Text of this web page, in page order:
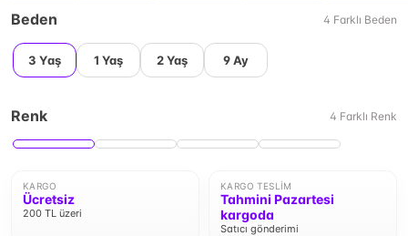
Beden 4 Farklı Beden
3 Yaş 1 Yaş 2 Yaş 9 Ay
Renk 4 Farklı Renk
KARGO
Ücretsiz
200 TL üzeri
KARGO TESLIM
Tahmini Pazartesi
kargoda
Satıcı gönderimi